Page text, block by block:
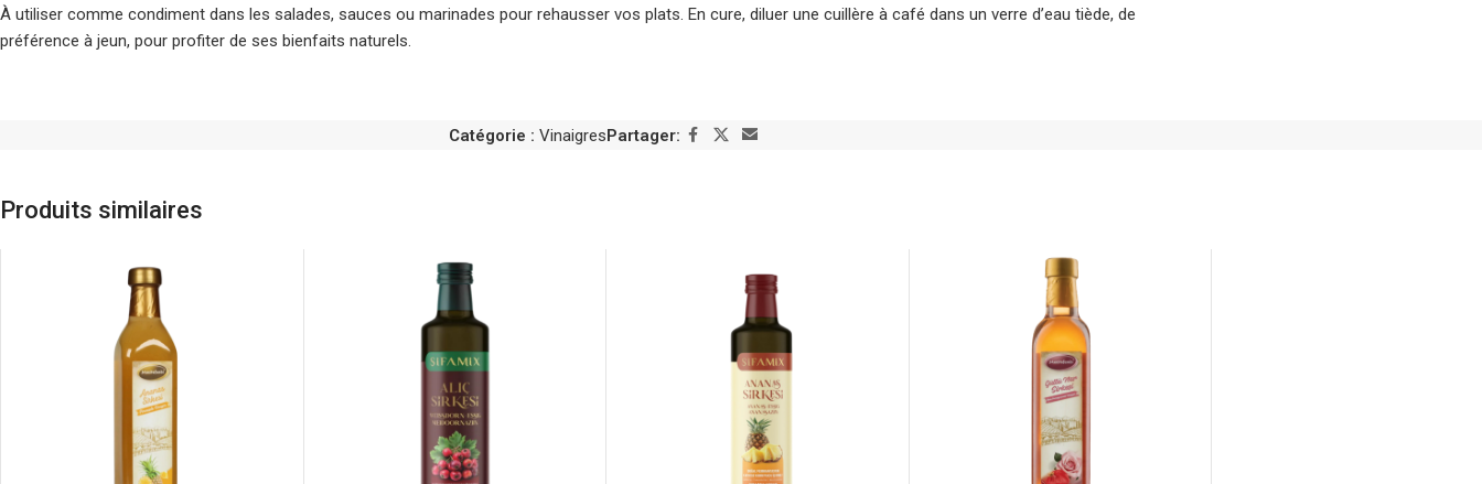
À utiliser comme condiment dans les salades, sauces ou marinades pour rehausser vos plats. En cure, diluer une cuillère à café dans un verre d’eau tiède, de
préférence à jeun, pour profiter de ses bienfaits naturels.
Catégorie : VinaigresPartager:
Produits similaires